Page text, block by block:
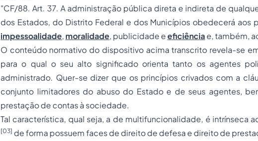
"CF/88. Art. 37. A administração pública direta e indireta de
dos Estados, do Distrito Federal e dos Municípios obedecerá aos
impessoalidade, moralidade, publicidade eeficiênciae, também,
O conteúdo normativo do dispositivo acima transcrito revela-se
para o qual o seu alto significado orienta tanto os agentes
administrado. Quer-se dizer que os princípios crivados com a
conjunto limitadores do abuso do Estado e de seus agentes,
prestação de contas à sociedade.
Tal característica, qual seja, a de multifuncionalidade, é intrínseca
[03] de forma possuem faces de direito de defesa e direito de